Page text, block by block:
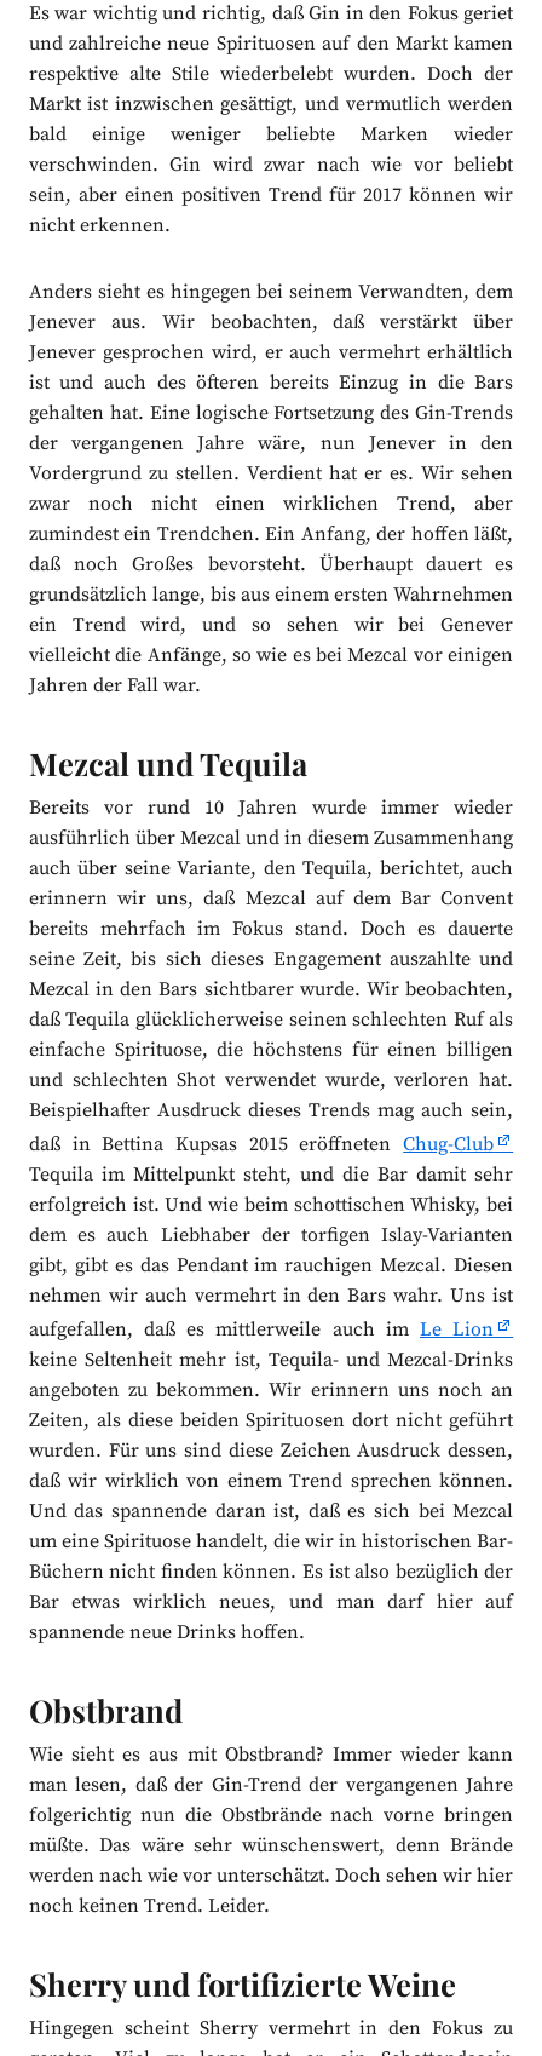
Es war wichtig und richtig, daß Gin in den Fokus geriet
und zahlreiche neue Spirituosen auf den Markt kamen
respektive alte Stile wiederbelebt wurden. Doch der
Markt ist inzwischen gesättigt, und vermutlich werden
bald einige weniger beliebte Marken wieder
verschwinden. Gin wird zwar nach wie vor beliebt
sein, aber einen positiven Trend für 2017 können wir
nicht erkennen.
Anders sieht es hingegen bei seinem Verwandten, dem
Jenever aus. Wir beobachten, daß verstärkt über
Jenever gesprochen wird, er auch vermehrt erhältlich
ist und auch des öfteren bereits Einzug in die Bars
gehalten hat. Eine logische Fortsetzung des Gin-Trends
der vergangenen Jahre wäre, nun Jenever in den
Vordergrund zu stellen. Verdient hat er es. Wir sehen
zwar noch nicht einen wirklichen Trend, aber
zumindest ein Trendchen. Ein Anfang, der hoffen läßt,
daß noch Großes bevorsteht. Überhaupt dauert es
grundsätzlich lange, bis aus einem ersten Wahrnehmen
ein Trend wird, und so sehen wir bei Genever
vielleicht die Anfänge, so wie es bei Mezcal vor einigen
Jahren der Fall war.
Mezcal und Tequila
Bereits vor rund 10 Jahren wurde immer wieder
ausführlich über Mezcal und in diesem Zusammenhang
auch über seine Variante, den Tequila, berichtet, auch
erinnern wir uns, daß Mezcal auf dem Bar Convent
bereits mehrfach im Fokus stand. Doch es dauerte
seine Zeit, bis sich dieses Engagement auszahlte und
Mezcal in den Bars sichtbarer wurde. Wir beobachten,
daß Tequila glücklicherweise seinen schlechten Ruf als
einfache Spirituose, die höchstens für einen billigen
und schlechten Shot verwendet wurde, verloren hat.
Beispielhafter Ausdruck dieses Trends mag auch sein,
daß in Bettina Kupsas 2015 eröffnetenChug-Club
Tequila im Mittelpunkt steht, und die Bar damit sehr
erfolgreich ist. Und wie beim schottischen Whisky, bei
dem es auch Liebhaber der torfigen Islay-Varianten
gibt, gibt es das Pendant im rauchigen Mezcal. Diesen
nehmen wir auch vermehrt in den Bars wahr. Uns ist
aufgefallen, daß es mittlerweile auch imLe Lion
keine Seltenheit mehr ist, Tequila- und Mezcal-Drinks
angeboten zu bekommen. Wir erinnern uns noch an
Zeiten, als diese beiden Spirituosen dort nicht geführt
wurden. Für uns sind diese Zeichen Ausdruck dessen,
daß wir wirklich von einem Trend sprechen können.
Und das spannende daran ist, daß es sich bei Mezcal
um eine Spirituose handelt, die wir in historischen Bar-
Büchern nicht finden können. Es ist also bezüglich der
Bar etwas wirklich neues, und man darf hier auf
spannende neue Drinks hoffen.
Obstbrand
Wie sieht es aus mit Obstbrand? Immer wieder kann
man lesen, daß der Gin-Trend der vergangenen Jahre
folgerichtig nun die Obstbrände nach vorne bringen
müßte. Das wäre sehr wünschenswert, denn Brände
werden nach wie vor unterschätzt. Doch sehen wir hier
noch keinen Trend. Leider.
Sherry und fortifizierte Weine
Hingegen scheint Sherry vermehrt in den Fokus zu